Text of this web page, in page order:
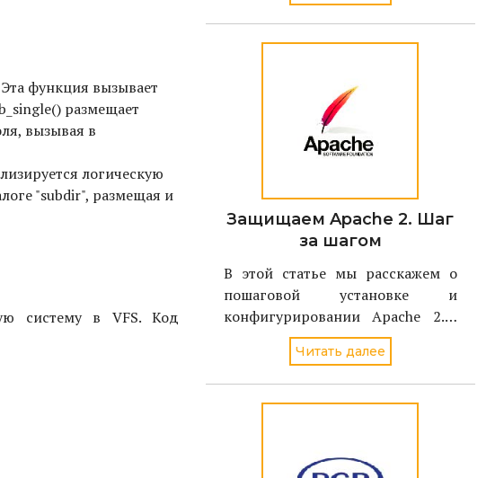
функция вызывает
размещает
вызывая в
логическую
"subdir", размещая и
систему в VFS. Код
проекта Поддерживаю.РФ в 2021
году. По словам директора
доменов .RU/.РФ Андрея
Воробьева, национальный дом
Защищаем Apache 2. Шаг
за шагом
В этой статье мы расскажем о
пошаговой установке и
конфигурировании Apache 2.0,
чтобы снизить риск
неавторизованного доступа или
успешного взлома в случае
применения новой уязвимости,
будет пользовать
Читать далее